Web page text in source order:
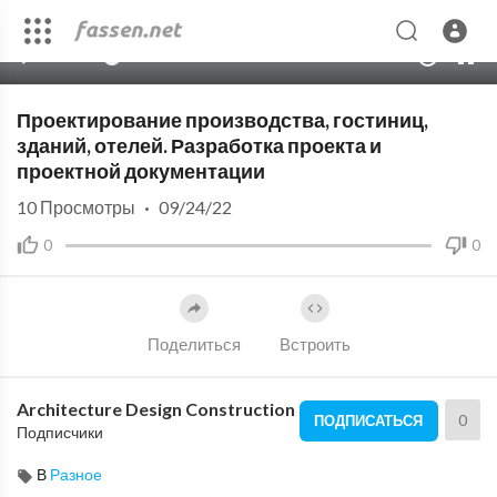
Проектирование производства, гостиниц,
зданий, отелей. Разработка проекта и
проектной документации
0 0
10 Просмотры · 09/24/22
Поделиться Встроить
Architecture Design Construction
Подписчики
ПОДПИСАТЬСЯ 0
В Разное